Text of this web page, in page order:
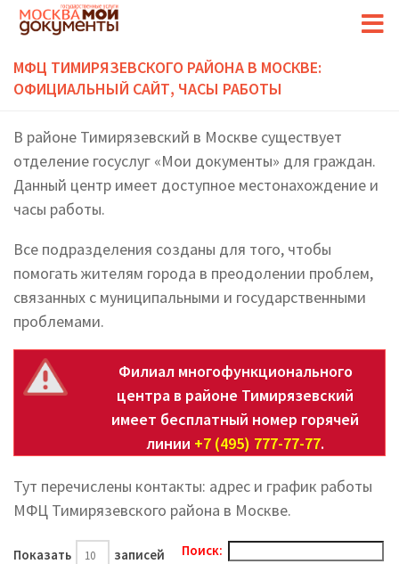
МФЦ ТИМИРЯЗЕВСКОГО РАЙОНА В МОСКВЕ:
ОФИЦИАЛЬНЫЙ САЙТ, ЧАСЫ РАБОТЫ
В районе Тимирязевский в Москве существует
отделение госуслуг «Мои документы» для граждан.
Данный центр имеет доступное местонахождение и
часы работы.
Все подразделения созданы для того, чтобы
помогать жителям города в преодолении проблем,
связанных с муниципальными и государственными
проблемами.
Филиал многофункционального
центра в районе Тимирязевский
имеет бесплатный номер горячей
линии +7 (495) 777-77-77.
Тут перечислены контакты: адрес и график работы
МФЦ Тимирязевского района в Москве.
Показать записей Поиск: